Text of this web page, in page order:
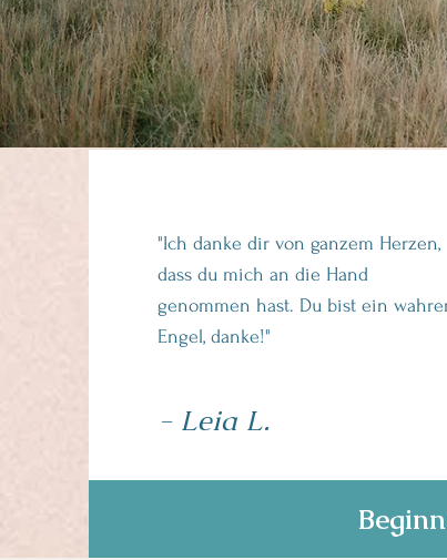
"Ich danke dir von ganzem Herzen,
dass du mich an die Hand
genommen hast. Du bist ein
Engel, danke!"
- Leia L.